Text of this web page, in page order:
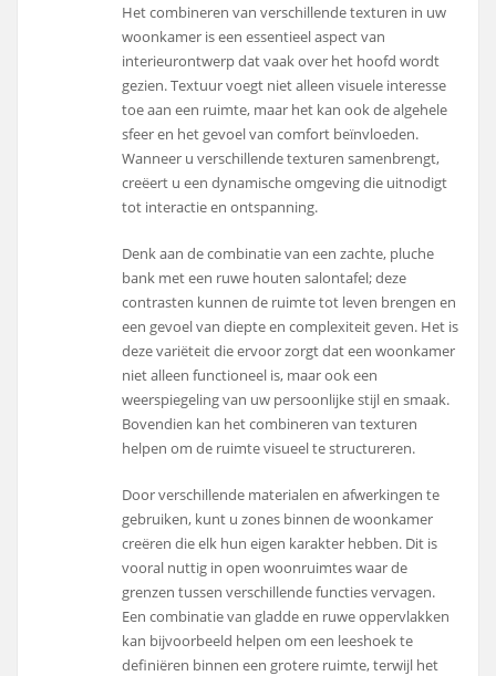
Het combineren van verschillende texturen in uw
woonkamer is een essentieel aspect van
interieurontwerp dat vaak over het hoofd wordt
gezien. Textuur voegt niet alleen visuele interesse
toe aan een ruimte, maar het kan ook de algehele
sfeer en het gevoel van comfort beïnvloeden.
Wanneer u verschillende texturen samenbrengt,
creëert u een dynamische omgeving die uitnodigt
tot interactie en ontspanning.
Denk aan de combinatie van een zachte, pluche
bank met een ruwe houten salontafel; deze
contrasten kunnen de ruimte tot leven brengen en
een gevoel van diepte en complexiteit geven. Het is
deze variëteit die ervoor zorgt dat een woonkamer
niet alleen functioneel is, maar ook een
weerspiegeling van uw persoonlijke stijl en smaak.
Bovendien kan het combineren van texturen
helpen om de ruimte visueel te structureren.
Door verschillende materialen en afwerkingen te
gebruiken, kunt u zones binnen de woonkamer
creëren die elk hun eigen karakter hebben. Dit is
vooral nuttig in open woonruimtes waar de
grenzen tussen verschillende functies vervagen.
Een combinatie van gladde en ruwe oppervlakken
kan bijvoorbeeld helpen om een leeshoek te
definiëren binnen een grotere ruimte, terwijl het